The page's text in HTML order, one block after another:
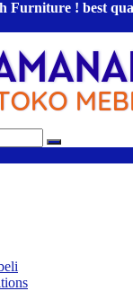
Furniture ! best